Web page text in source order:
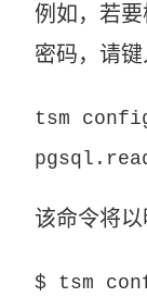
例如，若
密码，请键
tsm
该命令将以
$ tsm